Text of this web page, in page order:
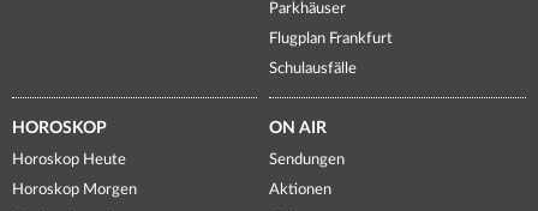
Parkhäuser
Flugplan Frankfurt
Schulausfälle
HOROSKOP
Horoskop Heute
Horoskop Morgen
ON AIR
Sendungen
Aktionen